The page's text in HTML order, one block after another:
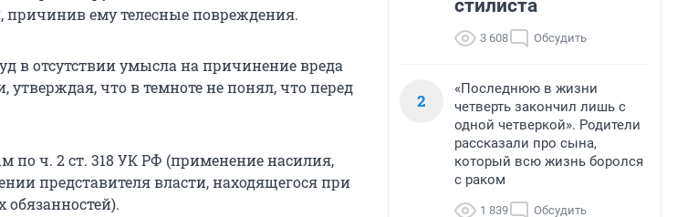
причинив ему телесные повреждения.
в отсутствии умысла на причинение вреда
утверждая, что в темноте не понял, что перед
ч. 2 ст. 318 УК РФ (применение насилия,
представителя власти, находящегося при
стилиста
3 608 Обсудить
2
«Последнюю в жизни
четверть закончил лишь с
одной четверкой». Родители
рассказали про сына,
который всю жизнь боролся
с раком
1 839 Обсудить